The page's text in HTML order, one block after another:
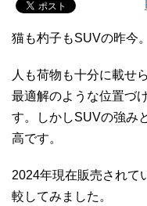
猫も杓子もSUVの昨今。
人も荷物も十分に載せ
最適解のような位置づ
す。しかしSUVの強み
高です。
2024年現在販売されて
較してみました。